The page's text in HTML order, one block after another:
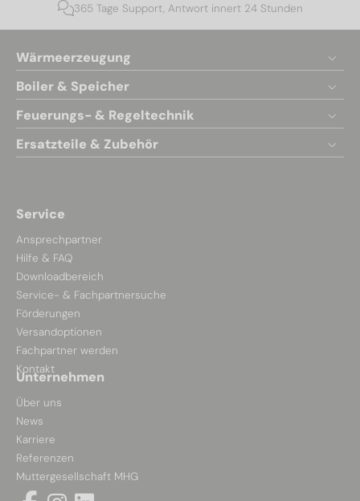
365 Tage Support, Antwort innert 24 Stunden
Wärmeerzeugung
Boiler & Speicher
Feuerungs- & Regeltechnik
Ersatzteile & Zubehör
Service
Ansprechpartner
Hilfe & FAQ
Downloadbereich
Service- & Fachpartnersuche
Förderungen
Versandoptionen
Fachpartner werden
Kontakt
Unternehmen
Über uns
News
Karriere
Referenzen
Muttergesellschaft MHG